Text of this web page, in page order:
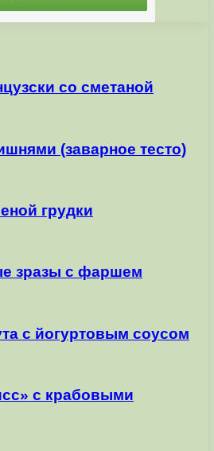
со сметаной
(заварное тесто)
грудки
зразы с фаршем
с йогуртовым соусом
с крабовыми